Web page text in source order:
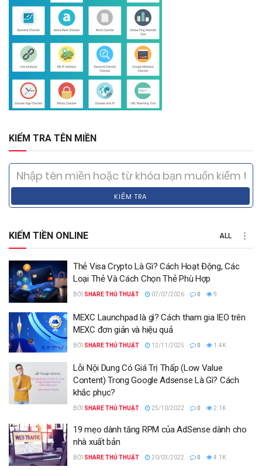
KIỂM TRA TÊN MIỀN
KIỂM TRA
KIẾM TIỀN ONLINE ALL
Thẻ Visa Crypto Là Gì? Cách Hoạt Động, Các
Loại Thẻ Và Cách Chọn Thẻ Phù Hợp
BỞI SHARE THỦ THUẬT 07/07/2026 0 9
MEXC Launchpad là gì? Cách tham gia IEO trên
MEXC đơn giản và hiệu quả
BỞI SHARE THỦ THUẬT 12/11/2025 0 1.4K
Lỗi Nội Dung Có Giá Trị Thấp (Low Value
Content) Trong Google Adsense Là Gì? Cách
khắc phục?
BỞI SHARE THỦ THUẬT 25/10/2022 0 2.1K
19 mẹo dành tăng RPM của AdSense dành cho
nhà xuất bản
BỞI SHARE THỦ THUẬT 20/03/2022 0 4.1K